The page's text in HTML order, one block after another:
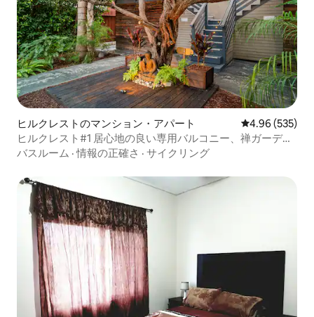
ヒルクレストのマンション・アパート レビュー535
4.96 (535)
ヒルクレスト#1 居心地の良い専用バルコニー、禅ガーデ
ン、ガレージ
バスルーム ·情報の正確さ · サイクリング